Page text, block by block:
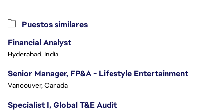
Puestos similares
Financial Analyst
Hyderabad, India
Senior Manager, FP&A - Lifestyle Entertainment
Vancouver, Canada
Specialist I, Global T&E Audit